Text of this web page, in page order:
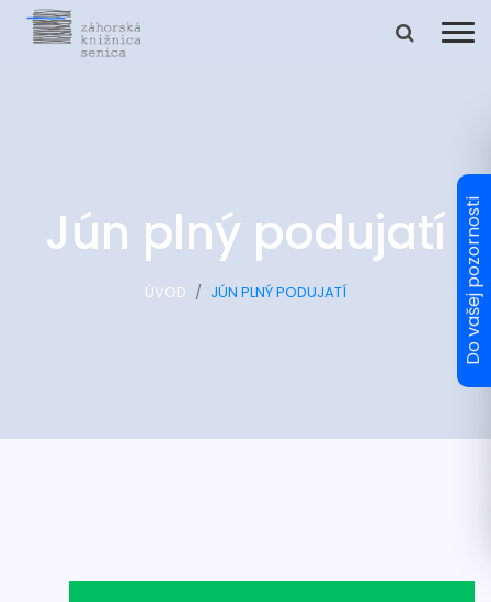
Jún plný podujatí
ÚVOD JÚN PLNÝ PODUJATÍ